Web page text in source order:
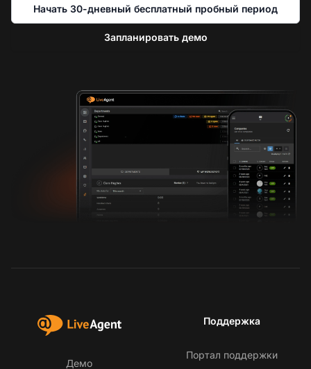
Начать 30-дневный бесплатный пробный период
Запланировать демо
Демо
Поддержка
Портал поддержки